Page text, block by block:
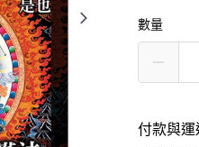
數量
付款與運